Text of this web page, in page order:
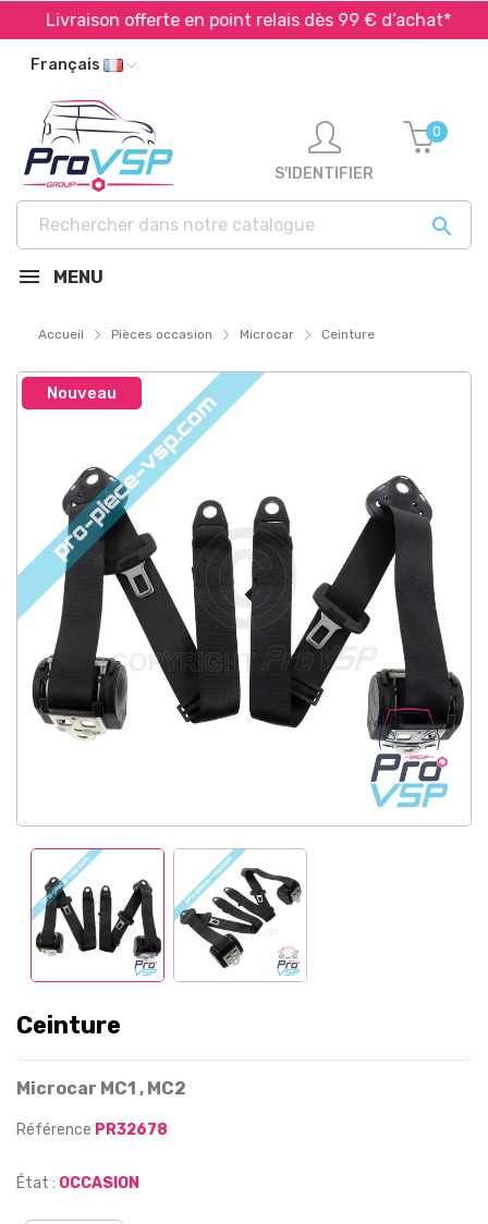
Livraison offerte en point relais dès 99 € d’achat*
Français

S'IDENTIFIER
0
MENU
Accueil Pièces occasion Microcar Ceinture
Nouveau
Ceinture
Microcar MC1 , MC2
Référence PR32678
État : OCCASION